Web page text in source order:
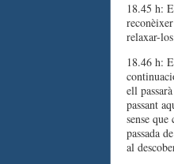
18.45 h:
relaxar-
18.46 h:
ell
passant
sense
passada
al